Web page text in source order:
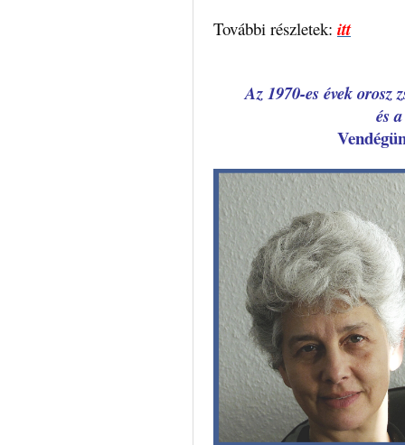
További részletek: itt
Az 1970-es évek
és